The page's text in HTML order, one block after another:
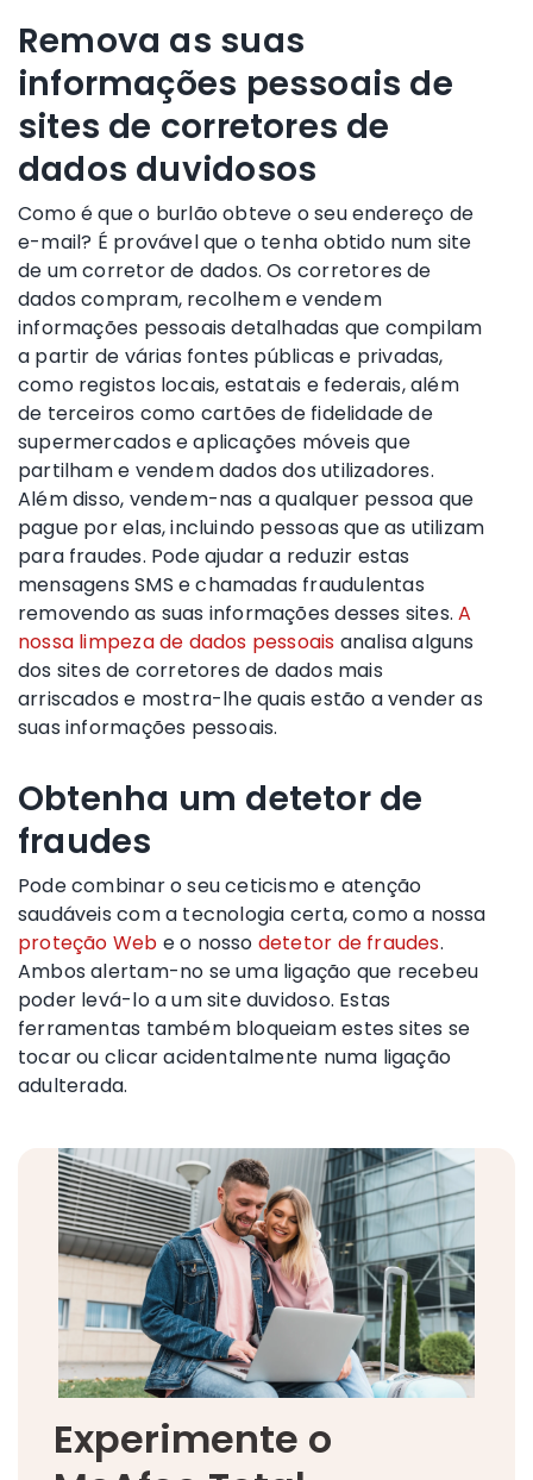
Remova as suas
informações pessoais de
sites de corretores de
dados duvidosos
Como é que o burlão obteve o seu endereço de
e-mail? É provável que o tenha obtido num site
de um corretor de dados. Os corretores de
dados compram, recolhem e vendem
informações pessoais detalhadas que compilam
a partir de várias fontes públicas e privadas,
como registos locais, estatais e federais, além
de terceiros como cartões de fidelidade de
supermercados e aplicações móveis que
partilham e vendem dados dos utilizadores.
Além disso, vendem-nas a qualquer pessoa que
pague por elas, incluindo pessoas que as utilizam
para fraudes. Pode ajudar a reduzir estas
mensagens SMS e chamadas fraudulentas
removendo as suas informações desses sites.A
nossa limpeza de dados pessoais analisa alguns
dos sites de corretores de dados mais
arriscados e mostra-lhe quais estão a vender as
suas informações pessoais.
Obtenha um detetor de
fraudes
Pode combinar o seu ceticismo e atenção
saudáveis com a tecnologia certa, como a nossa
proteção Web e o nosso detetor de fraudes.
Ambos alertam-no se uma ligação que recebeu
poder levá-lo a um site duvidoso. Estas
ferramentas também bloqueiam estes sites se
tocar ou clicar acidentalmente numa ligação
adulterada.
Experimente o